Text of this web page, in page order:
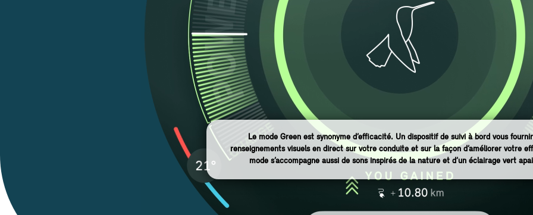
Le mode Green est synonyme d’efficacité. Un dispositif de suivi à bord vous
renseignements visuels en direct sur votre conduite et sur la façon d’améliorer votre
mode s’accompagne aussi de sons inspirés de la nature et d’un éclairage vert